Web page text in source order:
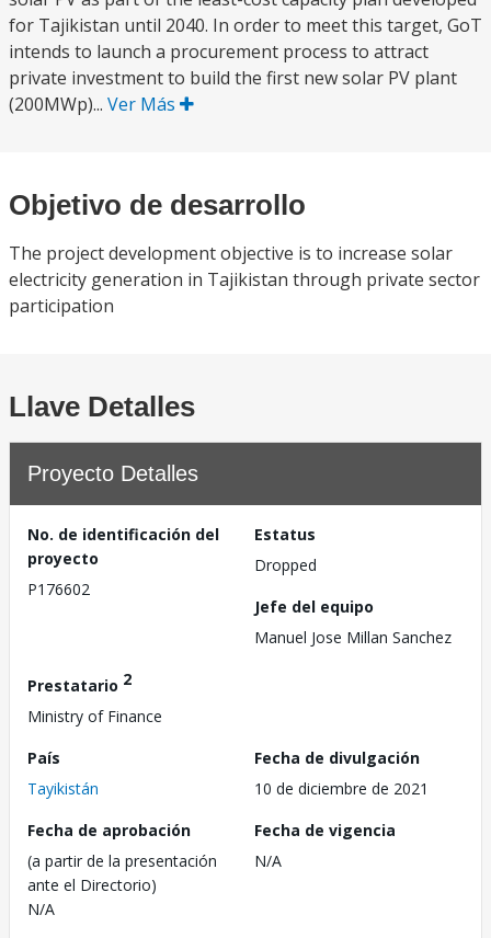
for Tajikistan until 2040. In order to meet this target, GoT
intends to launch a procurement process to attract
private investment to build the first new solar PV plant
(200MWp)... Ver Más
Objetivo de desarrollo
The project development objective is to increase solar
electricity generation in Tajikistan through private sector
participation
Llave Detalles
Proyecto Detalles
No. de identificación del
proyecto
P176602
Estatus
Dropped
Jefe del equipo
Manuel Jose Millan Sanchez
Prestatario 2
Ministry of Finance
País
Tayikistán
Fecha de divulgación
10 de diciembre de 2021
Fecha de aprobación
(a partir de la presentación
ante el Directorio)
N/A
Fecha de vigencia
N/A